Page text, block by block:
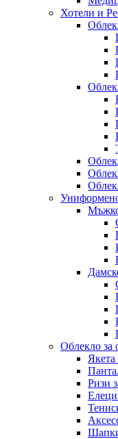
Хотели и
Облекло за
Якета
Ризи
Елеци